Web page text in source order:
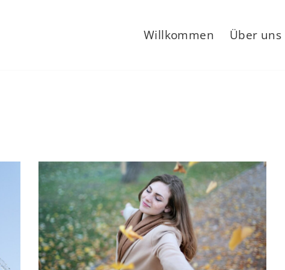
Willkommen Über uns